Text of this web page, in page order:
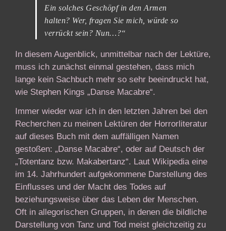
Ein solches Geschöpf in den Armen
halten? Wer, fragen Sie mich, würde so
verrückt sein? Nun…?“
In diesem Augenblick, unmittelbar nach der Lektüre,
muss ich zunächst einmal gestehen, dass mich
lange kein Sachbuch mehr so sehr beeindruckt hat,
wie Stephen Kings „Danse Macabre“.
Immer wieder war ich in den letzten Jahren bei den
Recherchen zu meinen Lektüren der Horrorliteratur
auf dieses Buch mit dem auffälligen Namen
gestoßen: „Danse Macabre“, oder auf Deutsch der
„Totentanz bzw. Makabertanz“. Laut Wikipedia eine
im 14. Jahrhundert aufgekommene Darstellung des
Einflusses und der Macht des Todes auf
beziehungsweise über das Leben der Menschen.
Oft in allegorischen Gruppen, in denen die bildliche
Darstellung von Tanz und Tod meist gleichzeitig zu